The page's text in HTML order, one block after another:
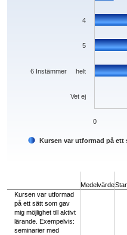
Kursen var utformad på
Vet ej
6 Instämmer helt
5
4
0
Medelvärde
Kursen var utformad
på ett sätt som gav
mig möjlighet till aktivt
lärande. Exempelvis:
seminarier med